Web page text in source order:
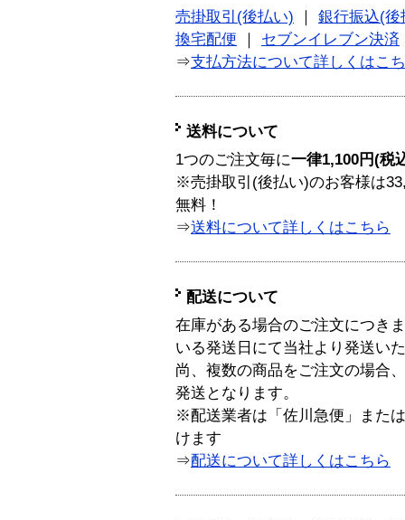
売掛取引(後払い) ｜ 銀行振込(後
換宅配便 ｜ セブンイレブン決済
⇒支払方法について詳しくはこ
送料について
1つのご注文毎に一律1,100円(税
※売掛取引(後払い)のお客様は
無料！
⇒送料について詳しくはこちら
配送について
在庫がある場合のご注文につき
いる発送日にて当社より発送い
尚、複数の商品をご注文の場合
発送となります。
※配送業者は「佐川急便」また
けます
⇒配送について詳しくはこちら